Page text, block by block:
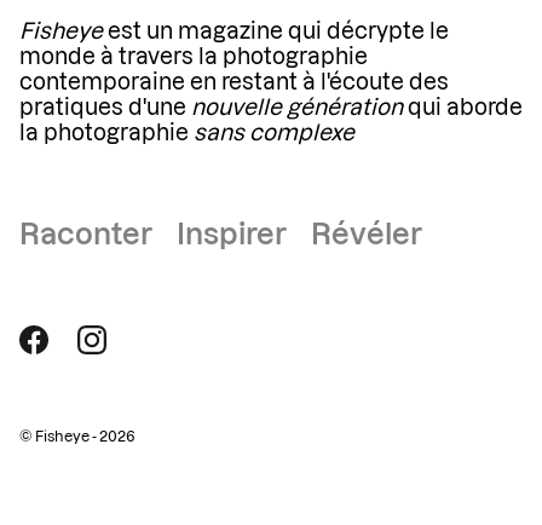
Fisheyeest un magazine qui décrypte le
monde à travers la photographie
contemporaine en restant à l'écoute des
pratiques d'une nouvelle générationqui aborde
la photographie sans complexe
Raconter Inspirer Révéler
© Fisheye - 2026